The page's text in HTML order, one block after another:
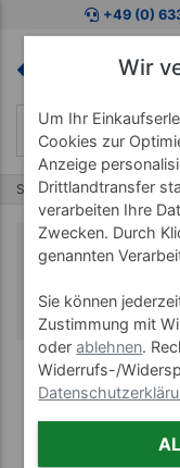
+49 (0)
Start Fitnessgeräte
Wir
Um Ihr
Cookies zur
Anzeige
Drittlandtransfer
verarbeiten Ihre
Zwecken. Durch
genannten
Sie können
Zustimmung mit
oderablehnen.
Widerrufs-/